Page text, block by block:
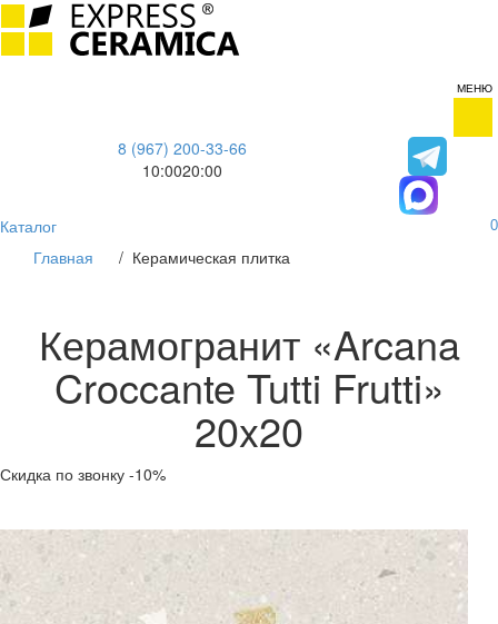
МЕНЮ
8 (967) 200-33-66
10:0020:00
Каталог 0
Главная / Керамическая плитка
Керамогранит «Arcana
Croccante Tutti Frutti»
20x20
Скидка по звонку -10%